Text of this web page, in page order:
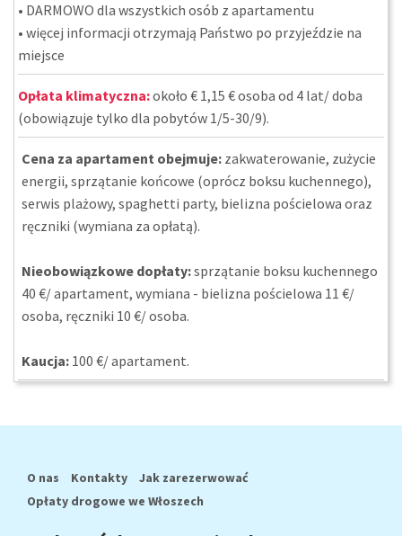
• DARMOWO dla wszystkich osób z apartamentu
• więcej informacji otrzymają Państwo po przyjeździe na
miejsce
Opłata klimatyczna:około € 1,15 € osoba od 4 lat/ doba
(obowiązuje tylko dla pobytów 1/5-30/9).
Cena za apartament obejmuje: zakwaterowanie, zużycie
energii, sprzątanie końcowe (oprócz boksu kuchennego),
serwis plażowy, spaghetti party, bielizna pościelowa oraz
ręczniki (wymiana za opłatą).
Nieobowiązkowe dopłaty:sprzątanie boksu kuchennego
40 €/ apartament, wymiana - bielizna pościelowa 11 €/
osoba, ręczniki 10 €/ osoba.
Kaucja: 100 €/ apartament.
O nas Kontakty
Jak zarezerwować
Opłaty drogowe we Włoszech